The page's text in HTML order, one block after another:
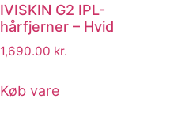
IVISKIN G2 IPL-
hårfjerner – Hvid
1,690.00 kr.
Køb vare